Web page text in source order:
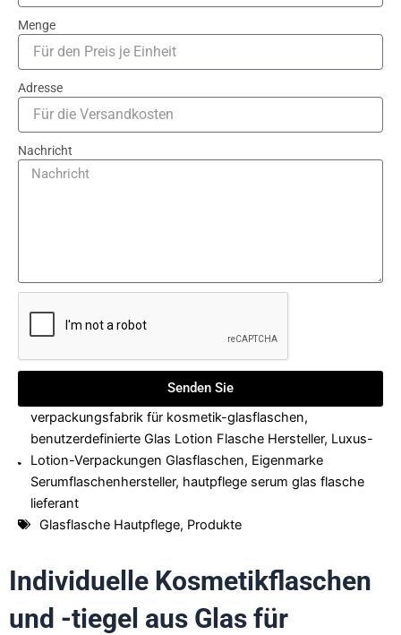
Menge
Adresse
Nachricht
Senden Sie
verpackungsfabrik für kosmetik-glasflaschen,
benutzerdefinierte Glas Lotion Flasche Hersteller, Luxus-
Lotion-Verpackungen Glasflaschen, Eigenmarke
Serumflaschenhersteller, hautpflege serum glas flasche
lieferant
Glasflasche Hautpflege, Produkte
Individuelle Kosmetikflaschen
und -tiegel aus Glas für